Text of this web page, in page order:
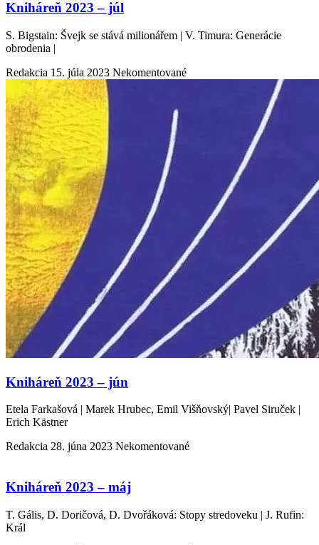
Kniháreň 2023 – júl
S. Bigstain: Švejk se stává milionářem | V. Timura: Generácie
obrodenia |
Redakcia 15. júla 2023 Nekomentované
Kniháreň 2023 – jún
Etela Farkašová | Marek Hrubec, Emil Višňovský| Pavel Siruček |
Erich Kästner
Redakcia 28. júna 2023 Nekomentované
Kniháreň 2023 – máj
T. Gális, D. Doričová, D. Dvořáková: Stopy stredoveku | J. Rufin:
Král